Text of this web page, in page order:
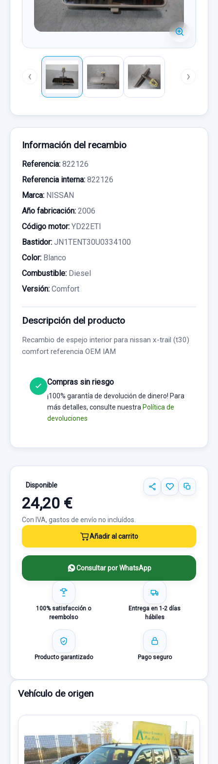
‹ ›
Información del recambio
Referencia: 822126
Referencia interna: 822126
Marca: NISSAN
Año fabricación: 2006
Código motor: YD22ETI
Bastidor: JN1TENT30U0334100
Color: Blanco
Combustible: Diesel
Versión: Comfort
Descripción del producto
Recambio de espejo interior para nissan x-trail (t30)
comfort referencia OEM IAM
Compras sin riesgo
¡100% garantía de devolución de dinero! Para
más detalles, consulte nuestra Política de
devoluciones
Disponible
24,20 €
Con IVA, gastos de envío no incluídos.
Añadir al carrito
Consultar por WhatsApp
100% satisfacción o
reembolso
Entrega en 1-2 días
hábiles
Producto garantizado Pago seguro
Vehículo de origen